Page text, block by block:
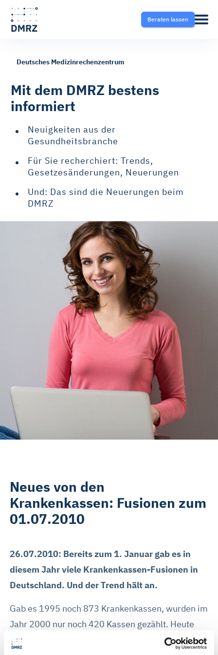
Beraten lassen
Krankentransport- und
Therapeutensoftware
Pflegesoftware
Vorfinanzierung
Telematikinfrastruktur (TI)
Krankentransport
Heilmittel
Hilfsmittel
Selektivverträge
Rehasport & Funktionstraining
FAQ
Ratgeber
Deutsches Medizinrechenzentrum
Mit dem DMRZ bestens
informiert
Neuigkeiten aus der
Gesundheitsbranche
Für Sie recherchiert: Trends,
Gesetzesänderungen, Neuerungen
Und: Das sind die Neuerungen beim
DMRZ
Neues von den
Krankenkassen: Fusionen zum
01.07.2010
26.07.2010: Bereits zum 1. Januar gab es in
diesem Jahr viele Krankenkassen-Fusionen in
Deutschland. Und der Trend hält an.
Gab es 1995 noch 873 Krankenkassen, wurden im
Jahr 2000 nur noch 420 Kassen gezählt. Heute
sind davon noch knapp über 160 übrig. Die